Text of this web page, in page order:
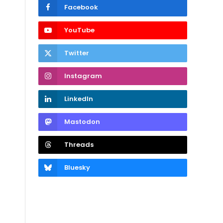
Facebook
YouTube
Twitter
Instagram
LinkedIn
Mastodon
Threads
Bluesky